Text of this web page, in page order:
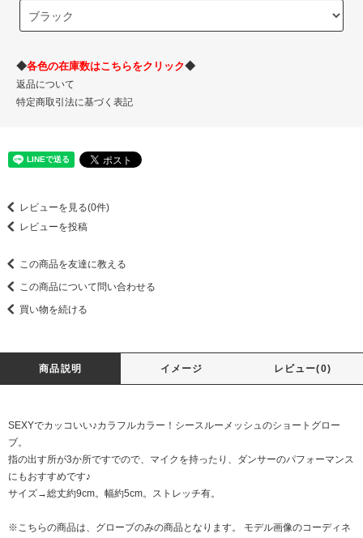
◆各色の在庫数はこちらをクリック◆
返品について
特定商取引法に基づく表記
レビューを見る(0件)
レビューを投稿
この商品を友達に教える
この商品について問い合わせる
買い物を続ける
商品説明 イメージ レビュー(0)
SEXYでカッコいい♪カラフルカラー！シースルーメッシュのショートグロー
ブ。
指の出す所が3か所ですでので、マイクを持ったり、ダンサーのパフォーマンス
にもおすすめです♪
サイズ→総丈約9cm。幅約5cm。ストレッチ有。
※こちらの商品は、グローブのみの商品となります。 モデル画像のコーディネ